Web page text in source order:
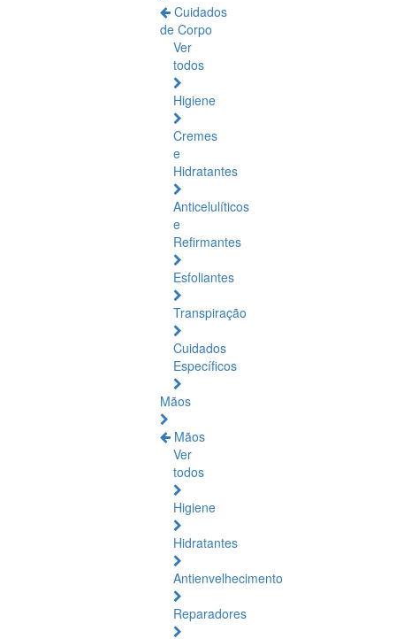
Cuidados
de Corpo
Ver
todos
Higiene
Cremes
e
Hidratantes
Anticelulíticos
e
Refirmantes
Esfoliantes
Transpiração
Cuidados
Específicos
Mãos
Mãos
Ver
todos
Higiene
Hidratantes
Antienvelhecimento
Reparadores